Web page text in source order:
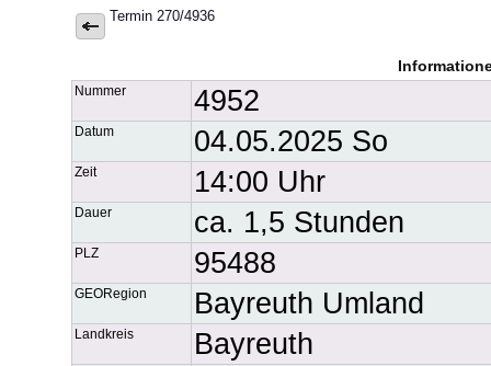
Termin 270/4936
Nummer 4952
Datum 04.05.2025 So
Zeit 14:00 Uhr
Dauer ca. 1,5 Stunden
PLZ 95488
GEORegion Bayreuth Umland
Landkreis Bayreuth